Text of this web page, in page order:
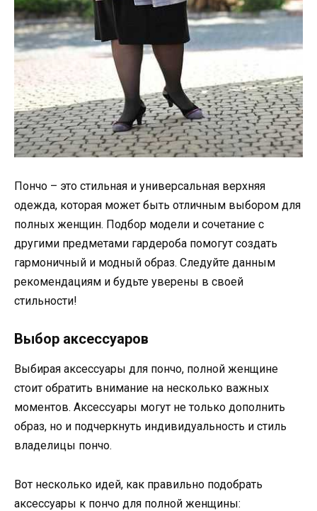
Пончо – это стильная и универсальная верхняя
одежда, которая может быть отличным выбором для
полных женщин. Подбор модели и сочетание с
другими предметами гардероба помогут создать
гармоничный и модный образ. Следуйте данным
рекомендациям и будьте уверены в своей
стильности!
Выбор аксессуаров
Выбирая аксессуары для пончо, полной женщине
стоит обратить внимание на несколько важных
моментов. Аксессуары могут не только дополнить
образ, но и подчеркнуть индивидуальность и стиль
владелицы пончо.
Вот несколько идей, как правильно подобрать
аксессуары к пончо для полной женщины: